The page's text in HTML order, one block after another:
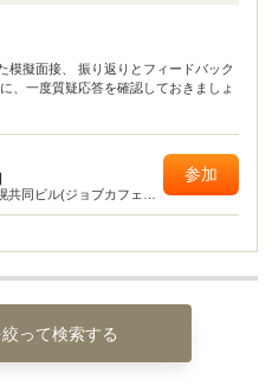
模擬面接、 振り返りとフィードバック
、一度質疑応答を確認しておきましょ
共同ビル(ジョブカフェ北
参加
って検索する